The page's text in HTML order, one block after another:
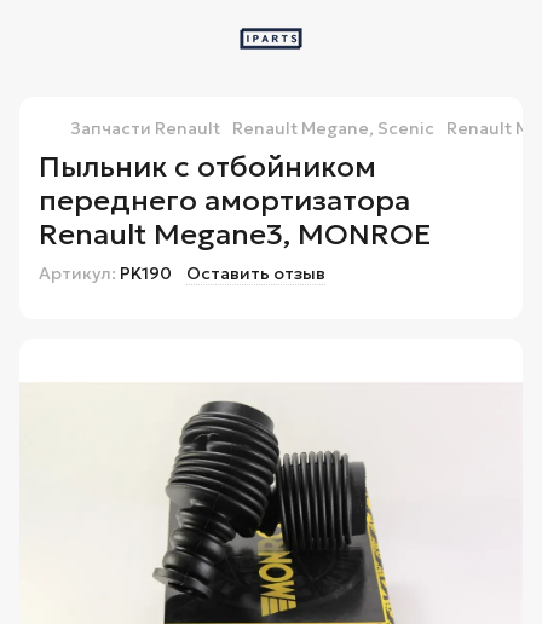
Запчасти Renault Renault Megane, Scenic Renault
Пыльник с отбойником
переднего амортизатора
Renault Megane3, MONROE
Артикул: PK190 Оставить отзыв